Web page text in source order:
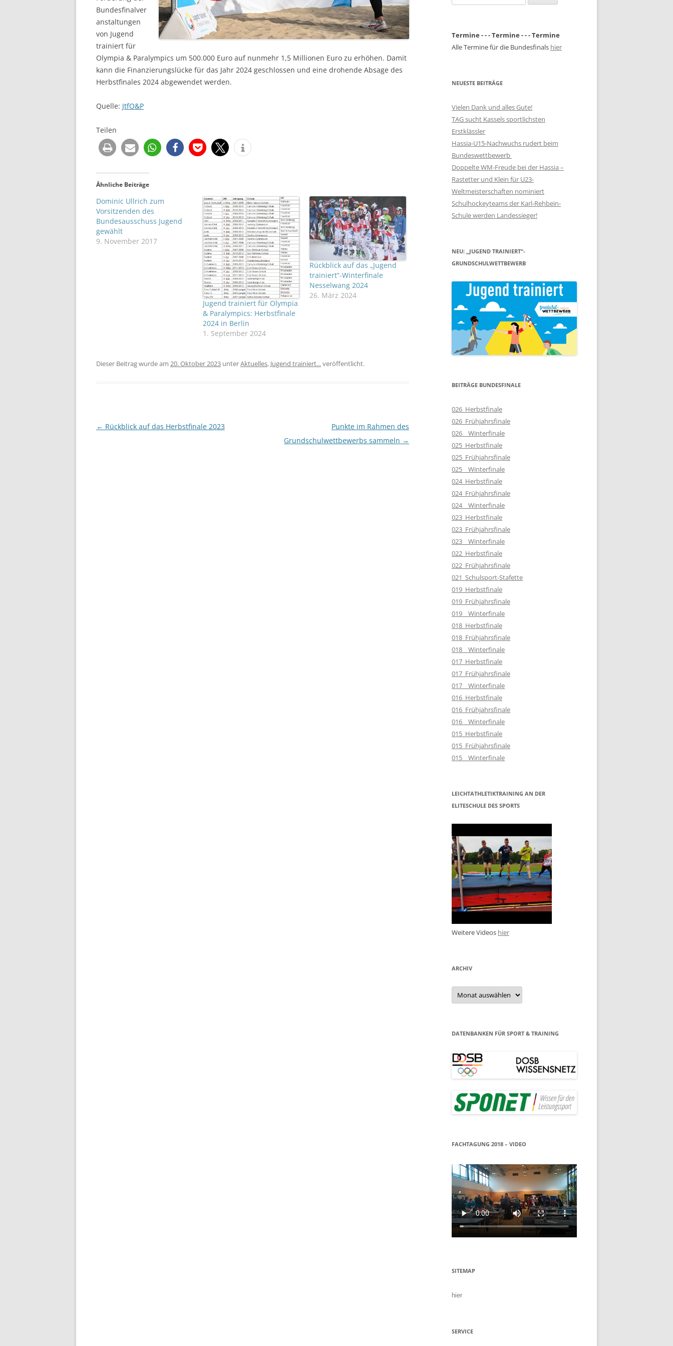
Bundesfinalver
anstaltungen
von Jugend
trainiert für
Olympia & Paralympics um 500.000 Euro auf nunmehr 1,5 Millionen Euro zu erhöhen. Damit
kann die Finanzierungslücke für das Jahr 2024 geschlossen und eine drohende Absage des
Herbstfinales 2024 abgewendet werden.
Quelle: JtfO&P
Teilen
Ähnliche Beiträge
Dominic Ullrich zum
Vorsitzenden des
Bundesausschuss Jugend
gewählt
9. November 2017
Jugend trainiert für Olympia
& Paralympics: Herbstfinale
2024 in Berlin
1. September 2024
Rückblick auf das „Jugend
trainiert”-Winterfinale
Nesselwang 2024
26. März 2024
Dieser Beitrag wurde am 20. Oktober 2023 unterAktuelles, Jugend trainiert...veröffentlicht.
Beitragsnavigation
← Rückblick auf das Herbstfinale 2023
Punkte im Rahmen des
Grundschulwettbewerbs sammeln →
nach:
Termine - - - Termine - - - Termine
Alle Termine für die Bundesfinals hier
NEUESTE BEITRÄGE
Vielen Dank und alles Gute!
TAG sucht Kassels sportlichsten
Erstklässler
Hassia-U15-Nachwuchs rudert beim
Bundeswettbewerb
Doppelte WM-Freude bei der Hassia –
Rastetter und Klein für U23-
Weltmeisterschaften nominiert
Schulhockeyteams der Karl-Rehbein-
Schule werden Landessieger!
NEU: „JUGEND TRAINIERT“-
GRUNDSCHULWETTBEWERB
BEITRÄGE BUNDESFINALE
026_Herbstfinale
026_Frühjahrsfinale
026__Winterfinale
025_Herbstfinale
025_Frühjahrsfinale
025__Winterfinale
024_Herbstfinale
024_Frühjahrsfinale
024__Winterfinale
023_Herbstfinale
023_Frühjahrsfinale
023__Winterfinale
022_Herbstfinale
022_Frühjahrsfinale
021_Schulsport-Stafette
019_Herbstfinale
019_Frühjahrsfinale
019__Winterfinale
018_Herbstfinale
018_Frühjahrsfinale
018__Winterfinale
017_Herbstfinale
017_Frühjahrsfinale
017__Winterfinale
016_Herbstfinale
016_Frühjahrsfinale
016__Winterfinale
015_Herbstfinale
015_Frühjahrsfinale
015__Winterfinale
LEICHTATHLETIKTRAINING AN DER
ELITESCHULE DES SPORTS
Weitere Videos hier
ARCHIV
Archiv
DATENBANKEN FÜR SPORT & TRAINING
FACHTAGUNG 2018 – VIDEO
SITEMAP
hier
SERVICE